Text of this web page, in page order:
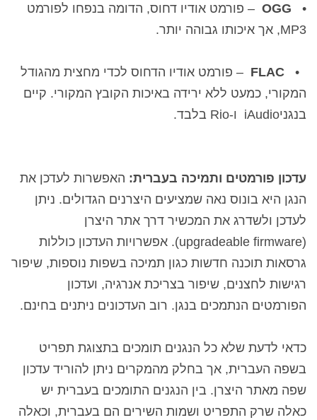
•
OGG
– פורמט אודיו דחוס, הדומה בנפחו לפורמט
MP3, אך איכותו גבוהה יותר.
•
FLAC
– פורמט אודיו הדחוס לכדי מחצית מהגודל
המקורי, כמעט ללא ירידה באיכות הקובץ המקורי. קיים
בנגניiAudio ו-Rio בלבד.
עדכון פורמטים ותמיכה בעברית: האפשרות לעדכן את
הנגן היא בונוס נאה שמציעים היצרנים הגדולים. ניתן
לעדכן ולשדרג את המכשיר דרך אתר היצרן
(
upgradeable firmware). אפשרויות העדכון כוללות
גרסאות תוכנה חדשות כגון תמיכה בשפות נוספות, שיפור
רגישות לחצנים, שיפור בצריכת אנרגיה, ועדכון
הפורמטים הנתמכים בנגן. רוב העדכונים ניתנים בחינם.
כדאי לדעת שלא כל הנגנים תומכים בתצוגת תפריט
בשפה העברית, אך בחלק מהמקרים ניתן להוריד עדכון
שפה מאתר היצרן. בין הנגנים התומכים בעברית יש
כאלה שרק התפריט ושמות השירים הם בעברית, וכאלה